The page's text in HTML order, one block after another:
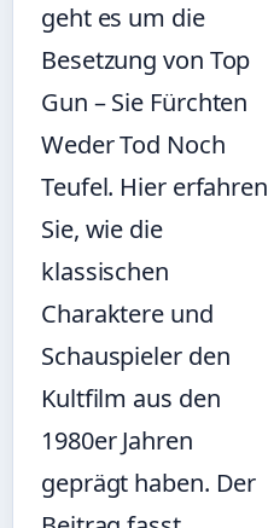
geht es um die
Besetzung von Top
Gun – Sie Fürchten
Weder Tod Noch
Teufel. Hier erfahren
Sie, wie die
klassischen
Charaktere und
Schauspieler den
Kultfilm aus den
1980er Jahren
geprägt haben. Der